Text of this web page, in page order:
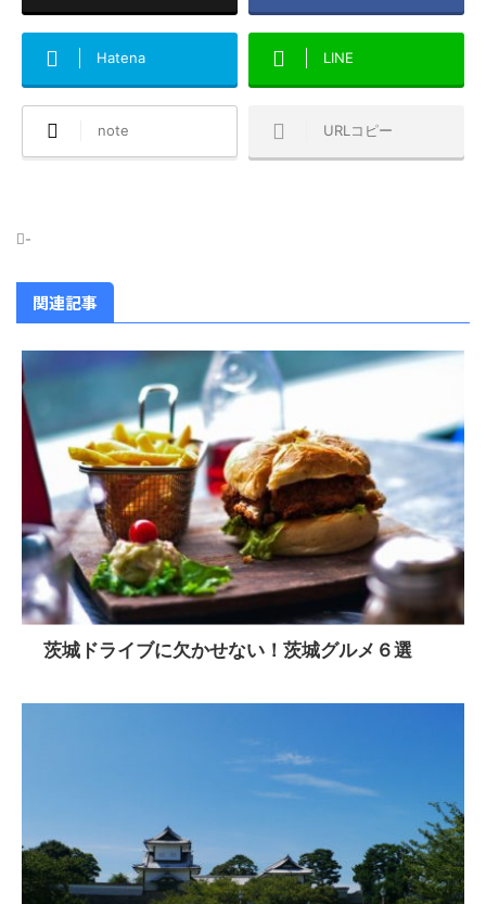
Hatena LINE
note URLコピー
-
関連記事
茨城ドライブに欠かせない！茨城グルメ６選